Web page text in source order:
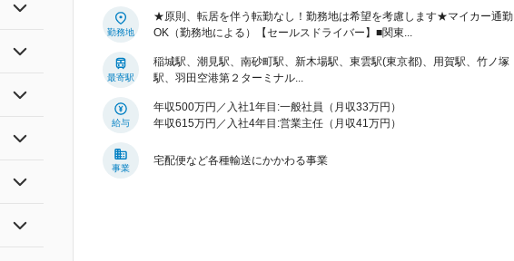
勤務地
★原則、転居を伴う転勤なし！勤務地は希望を考慮します★マイカー通勤
OK（勤務地による）【セールスドライバー】■関東...
最寄駅
稲城駅、潮見駅、南砂町駅、新木場駅、東雲駅(東京都)、用賀駅、竹ノ塚
駅、羽田空港第２ターミナル...
給与
年収500万円／入社1年目:一般社員（月収33万円）
年収615万円／入社4年目:営業主任（月収41万円）
事業
宅配便など各種輸送にかかわる事業